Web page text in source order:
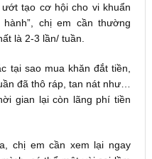
tạo cơ hội cho vi khuẩn
chị em cần thường
là 2-3 lần/ tuần.
tại sao mua khăn đắt tiền,
đã thô ráp, tan nát như…
gian lại còn lãng phí tiền
chị em cần xem lại ngay